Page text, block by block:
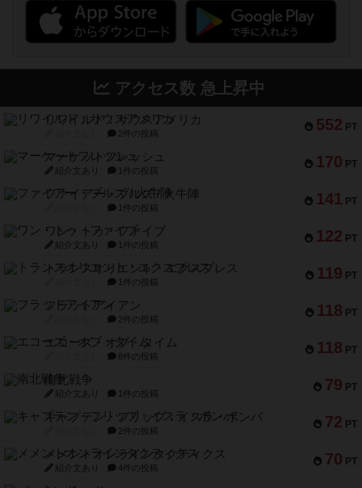
アクセス数 急上昇中
552 PT
リワイルド：サウスアメリカ
2件の投稿
170 PT
マーケットフレッシュ
紹介文あり 1件の投稿
141 PT
ファイアー・ブルズ / 火牛陣
1件の投稿
122 PT
ワン・トゥ・ファイブ
紹介文あり 1件の投稿
119 PT
トランスオリエント・エクスプレス
1件の投稿
118 PT
フラットアイアン
2件の投稿
118 PT
エコーズ・オブ・タイム
8件の投稿
79 PT
南北戦争
紹介文あり 1件の投稿
72 PT
キャプテン・フリップ：イスラ・ボンバ
2件の投稿
70 PT
メメントオンラインタクティクス
紹介文あり 4件の投稿